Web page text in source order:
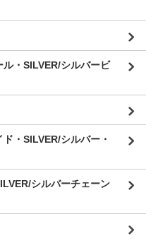
・SILVER/シルバービ
・SILVER/シルバー・
シルバーチェーン